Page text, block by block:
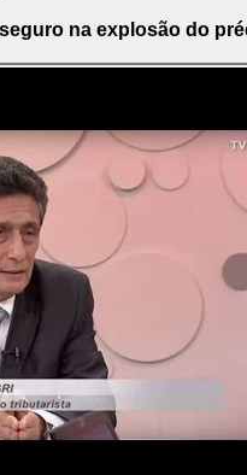
na explosão do